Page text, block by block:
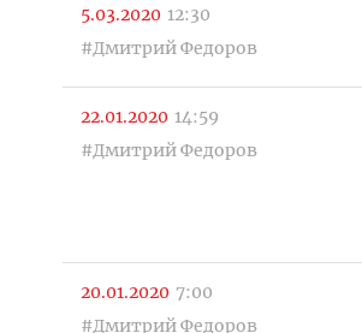
5.03.2020 12:30
#Дмитрий Федоров
22.01.2020 14:59
#Дмитрий Федоров
20.01.2020 7:00
#Дмитрий Федоров